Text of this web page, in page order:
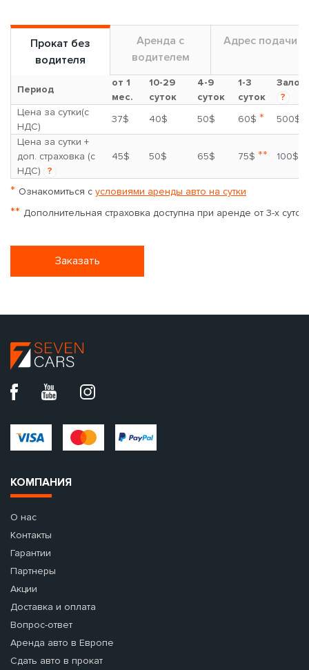
Прокат без
водителя
Аренда с
водителем
Адрес подачи
Период
от 1
мес.
10-29
суток
4-9
суток
1-3
суток
Залог
?
Цена за сутки(с
НДС)
37$ 40$ 50$ 60$ *
500$
Цена за сутки +
доп. страховка (с
НДС)
?
45$ 50$ 65$ 75$ ** 100$
* Ознакомиться с условиями аренды авто на сутки
** Дополнительная страховка доступна при аренде от 3-х суток
Заказать
КОМПАНИЯ
О нас
Контакты
Гарантии
Партнеры
Акции
Доставка и оплата
Вопрос-ответ
Аренда авто в Европе
Сдать авто в прокат